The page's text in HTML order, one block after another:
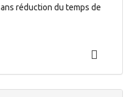
réduction du temps de